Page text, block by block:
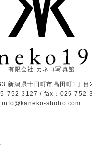
有限会社 カネコ写真館
新潟県十日町市高田町1丁目
752-3127 / fax：025-752-
info@kaneko-studio.com